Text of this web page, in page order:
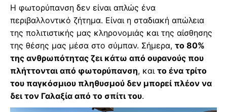
Η φωτορύπανση δεν είναι απλώς ένα
περιβαλλοντικό ζήτημα. Είναι η σταδιακή απώλεια
της πολιτιστικής μας κληρονομιάς και της αίσθησης
της θέσης μας μέσα στο σύμπαν. Σήμερα, το 80%
της ανθρωπότητας ζει κάτω από ουρανούς που
πλήττονται από φωτορύπανση, και το ένα τρίτο
του παγκόσμιου πληθυσμού δεν μπορεί πλέον να
δει τον Γαλαξία από το σπίτι του.